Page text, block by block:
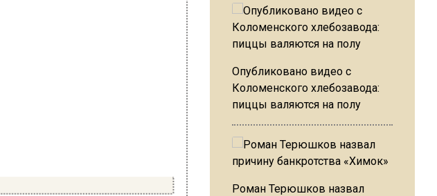
Опубликовано видео с
Коломенского хлебозавода:
пиццы валяются на полу
Роман Терюшков назвал